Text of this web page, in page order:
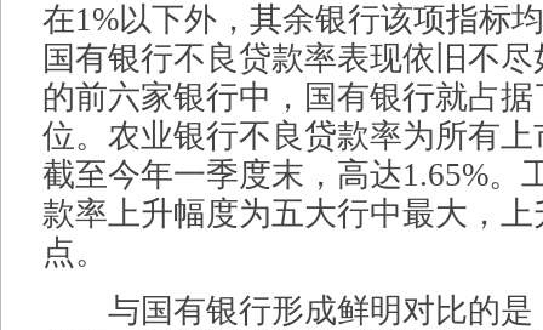
在1%以下外，其余银行该项指标
国有银行不良贷款率表现依旧不
的前六家银行中，国有银行就占
位。农业银行不良贷款率为所有
截至今年一季度末，高达1.65%。
款率上升幅度为五大行中最大，上
点。
与国有银行形成鲜明对比的是